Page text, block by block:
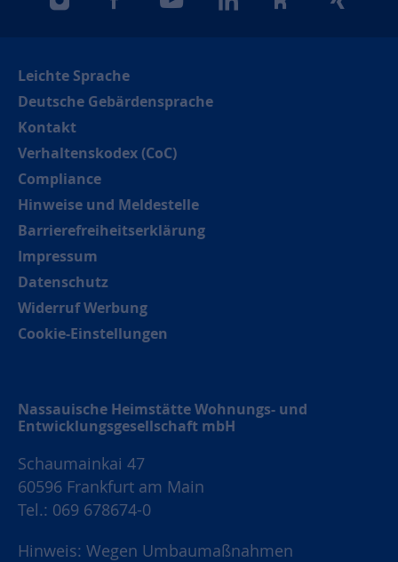
instagramfacebookyoutubelinkedinkununuxing
Leichte Sprache
Deutsche Gebärdensprache
Kontakt
Verhaltenskodex (CoC)
Compliance
Hinweise und Meldestelle
Barrierefreiheitserklärung
Impressum
Datenschutz
Widerruf Werbung
Cookie-Einstellungen
Nassauische Heimstätte Wohnungs- und
Entwicklungsgesellschaft mbH
Schaumainkai 47
60596 Frankfurt am Main
Tel.: 069 678674-0
Hinweis: Wegen Umbaumaßnahmen